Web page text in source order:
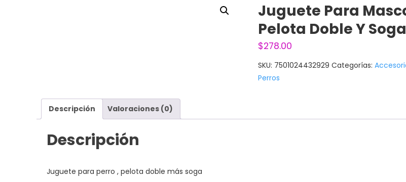
Juguete Para
Pelota Doble Y Soga
$278.00
SKU: 7501024432929 Categorías:
Perros
Descripción Valoraciones (0)
Descripción
Juguete para perro , pelota doble más soga